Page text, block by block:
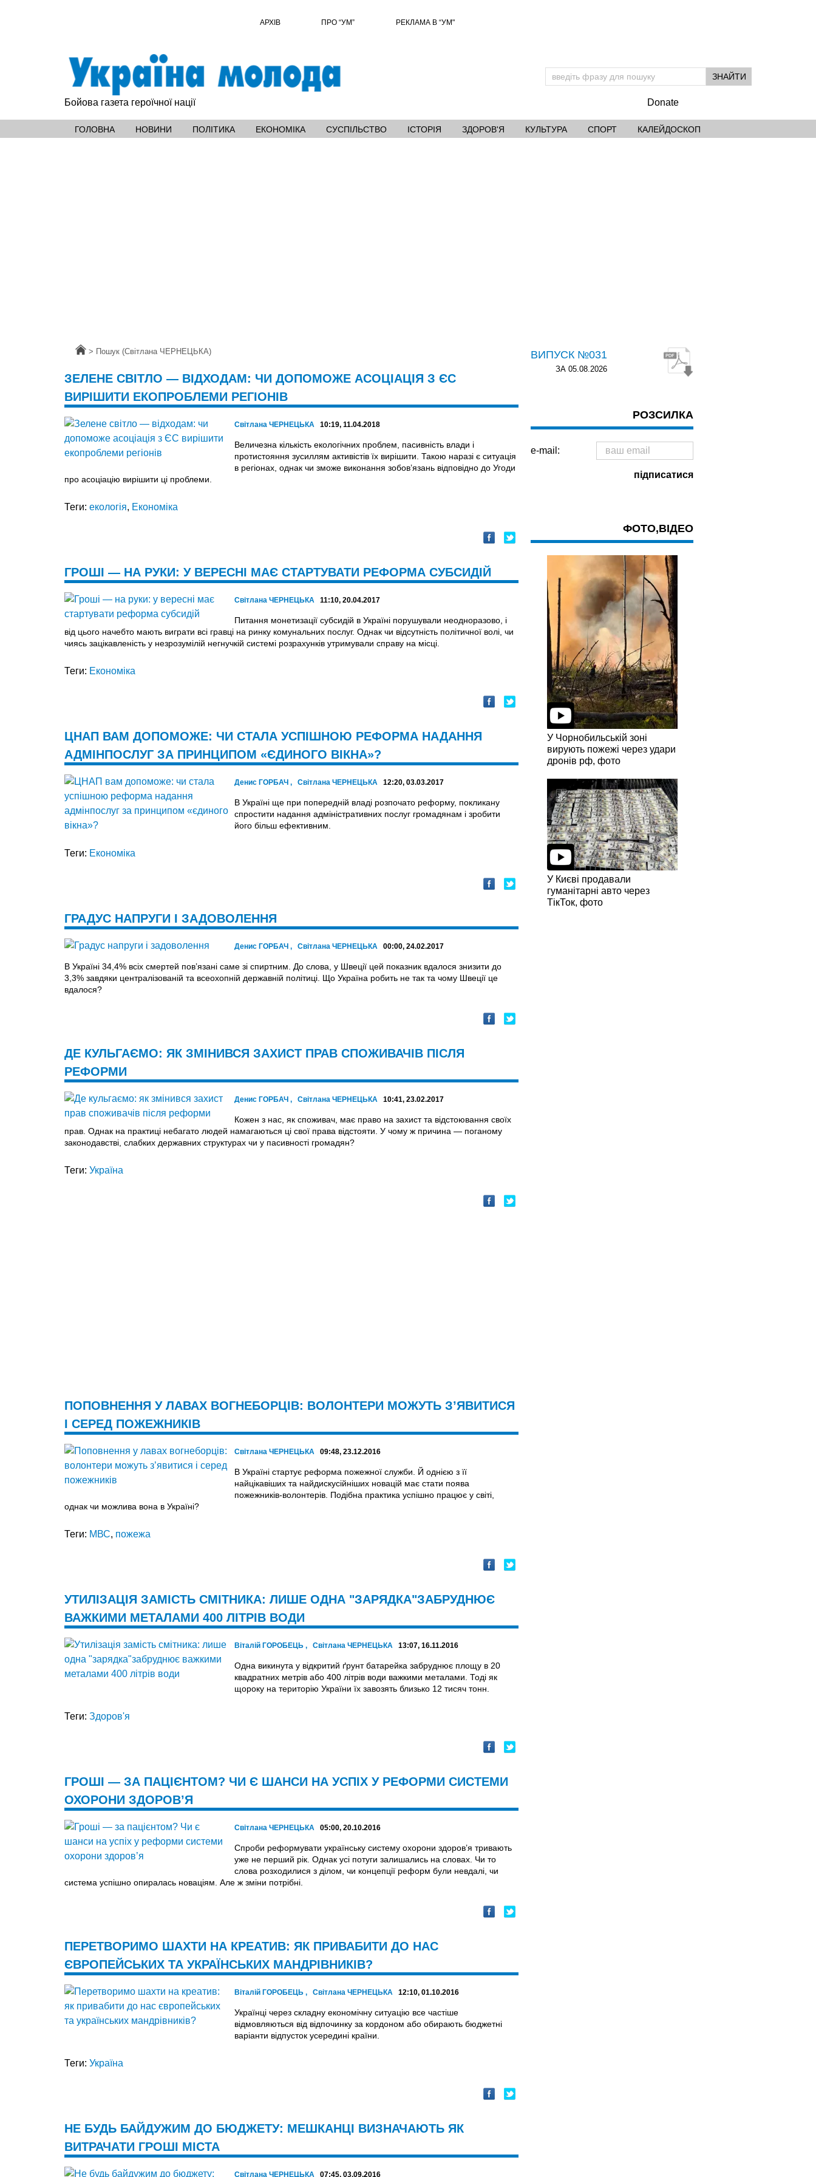
АРХІВ ПРО “УМ” РЕКЛАМА В “УМ"
Бойова газета героїчної нації Donate
ГОЛОВНА НОВИНИ ПОЛІТИКА ЕКОНОМІКА СУСПІЛЬСТВО ІСТОРІЯ ЗДОРОВ'Я КУЛЬТУРА СПОРТ КАЛЕЙДОСКОП
Головна
> Пошук (Світлана ЧЕРНЕЦЬКА)
ЗЕЛЕНЕ СВІТЛО — ВІДХОДАМ: ЧИ ДОПОМОЖЕ АСОЦІАЦІЯ З ЄС
ВИРІШИТИ ЕКОПРОБЛЕМИ РЕГІОНІВ
Світлана ЧЕРНЕЦЬКА 10:19, 11.04.2018
Величезна кількість екологічних проблем, пасивність влади і
протистояння зусиллям активістів їх вирішити. Такою наразі є ситуація
в регіонах, однак чи зможе виконання зобов’язань відповідно до Угоди
про асоціацію вирішити ці проблеми.
Теги: екологія, Економіка
ГРОШІ — НА РУКИ: У ВЕРЕСНІ МАЄ СТАРТУВАТИ РЕФОРМА СУБСИДІЙ
Світлана ЧЕРНЕЦЬКА 11:10, 20.04.2017
Питання монетизації субсидій в Україні порушували неодноразово, і
від цього начебто мають виграти всі гравці на ринку комунальних послуг. Однак чи відсутність політичної волі, чи
чиясь зацікавленість у незрозумілій негнучкій системі розрахунків утримували справу на місці.
Теги: Економіка
ЦНАП ВАМ ДОПОМОЖЕ: ЧИ СТАЛА УСПІШНОЮ РЕФОРМА НАДАННЯ
АДМІНПОСЛУГ ЗА ПРИНЦИПОМ «ЄДИНОГО ВІКНА»?
Денис ГОРБАЧ , Світлана ЧЕРНЕЦЬКА 12:20, 03.03.2017
В Україні ще при попереднiй владi розпочато реформу, покликану
спростити надання адміністративних послуг громадянам і зробити
його більш ефективним.
Теги: Економіка
ГРАДУС НАПРУГИ І ЗАДОВОЛЕННЯ
Денис ГОРБАЧ , Світлана ЧЕРНЕЦЬКА 00:00, 24.02.2017
В Україні 34,4% всіх смертей пов’язані саме зі спиртним. До слова, у Швеції цей показник вдалося знизити до
3,3% завдяки централізованій та всеохопній державній політиці. Що Україна робить не так та чому Швеції це
вдалося?
ДЕ КУЛЬГАЄМО: ЯК ЗМІНИВСЯ ЗАХИСТ ПРАВ СПОЖИВАЧІВ ПІСЛЯ
РЕФОРМИ
Денис ГОРБАЧ , Світлана ЧЕРНЕЦЬКА 10:41, 23.02.2017
Кожен з нас, як споживач, має право на захист та відстоювання своїх
прав. Однак на практиці небагато людей намагаються ці свої права відстояти. У чому ж причина — поганому
законодавстві, слабких державних структурах чи у пасивності громадян?
Теги: Україна
ПОПОВНЕННЯ У ЛАВАХ ВОГНЕБОРЦІВ: ВОЛОНТЕРИ МОЖУТЬ З’ЯВИТИСЯ
І СЕРЕД ПОЖЕЖНИКІВ
Світлана ЧЕРНЕЦЬКА 09:48, 23.12.2016
В Україні стартує реформа пожежної служби. Й однією з її
найцікавіших та найдискусійніших новацій має стати поява
пожежників-волонтерів. Подібна практика успішно працює у світі,
однак чи можлива вона в Україні?
Теги: МВС, пожежа
УТИЛІЗАЦІЯ ЗАМІСТЬ СМІТНИКА: ЛИШЕ ОДНА "ЗАРЯДКА"ЗАБРУДНЮЄ
ВАЖКИМИ МЕТАЛАМИ 400 ЛІТРІВ ВОДИ
Віталій ГОРОБЕЦЬ , Світлана ЧЕРНЕЦЬКА 13:07, 16.11.2016
Одна викинута у відкритий ґрунт батарейка забруднює площу в 20
квадратних метрів або 400 літрів води важкими металами. Тоді як
щороку на територію України їх завозять близько 12 тисяч тонн.
Теги: Здоров'я
ГРОШІ — ЗА ПАЦІЄНТОМ? ЧИ Є ШАНСИ НА УСПІХ У РЕФОРМИ СИСТЕМИ
ОХОРОНИ ЗДОРОВ’Я
Світлана ЧЕРНЕЦЬКА 05:00, 20.10.2016
Спроби реформувати українську систему охорони здоров’я тривають
уже не перший рік. Однак усі потуги залишались на словах. Чи то
слова розходилися з ділом, чи концепції реформ були невдалі, чи
система успішно опиралась новаціям. Але ж зміни потрібні.
ПЕРЕТВОРИМО ШАХТИ НА КРЕАТИВ: ЯК ПРИВАБИТИ ДО НАС
ЄВРОПЕЙСЬКИХ ТА УКРАЇНСЬКИХ МАНДРІВНИКІВ?
Віталій ГОРОБЕЦЬ , Світлана ЧЕРНЕЦЬКА 12:10, 01.10.2016
Українці через складну економічну ситуацію все частіше
відмовляються від відпочинку за кордоном або обирають бюджетні
варіанти відпусток усередині країни.
Теги: Україна
НЕ БУДЬ БАЙДУЖИМ ДО БЮДЖЕТУ: МЕШКАНЦІ ВИЗНАЧАЮТЬ ЯК
ВИТРАЧАТИ ГРОШІ МІСТА
Світлана ЧЕРНЕЦЬКА 07:45, 03.09.2016
ВИПУСК №031
ЗА 05.08.2026
РОЗСИЛКА
e-mail:
ФОТО,ВІДЕО
У Чорнобильській зоні
вирують пожежі через удари
дронів рф, фото
У Києві продавали
гуманітарні авто через
ТікТок, фото